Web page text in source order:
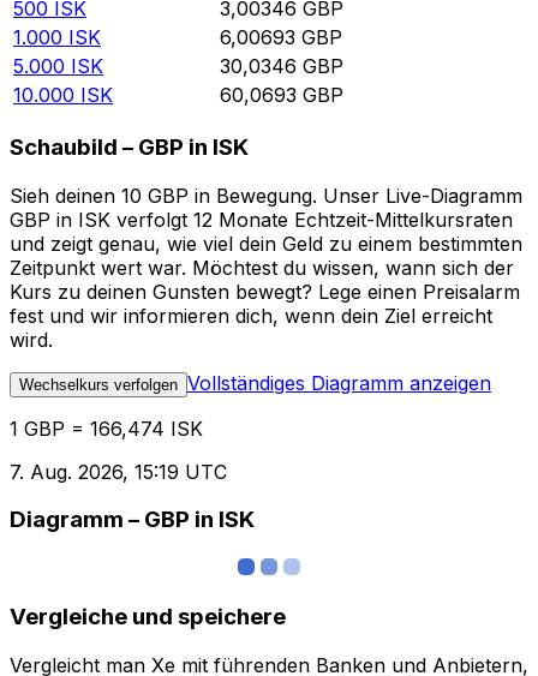
500 ISK 3,00346 GBP
1.000 ISK 6,00693 GBP
5.000 ISK 30,0346 GBP
10.000 ISK 60,0693 GBP
Schaubild – GBP in ISK
Sieh deinen 10 GBP in Bewegung. Unser Live-Diagramm
GBP in ISK verfolgt 12 Monate Echtzeit-Mittelkursraten
und zeigt genau, wie viel dein Geld zu einem bestimmten
Zeitpunkt wert war. Möchtest du wissen, wann sich der
Kurs zu deinen Gunsten bewegt? Lege einen Preisalarm
fest und wir informieren dich, wenn dein Ziel erreicht
wird.
Wechselkurs verfolgen Vollständiges Diagramm anzeigen
1 GBP = 166,474 ISK
7. Aug. 2026, 15:19 UTC
Diagramm – GBP in ISK
Vergleiche und speichere
Vergleicht man Xe mit führenden Banken und Anbietern,